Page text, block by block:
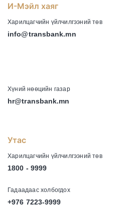
И-Мэйл хаяг
Харилцагчийн үйлчилгээний төв
info@transbank.mn
Хүний нөөцийн газар
hr@transbank.mn
Утас
Харилцагчийн үйлчилгээний төв
1800 - 9999
Гадаадаас холбогдох
+976 7223-9999